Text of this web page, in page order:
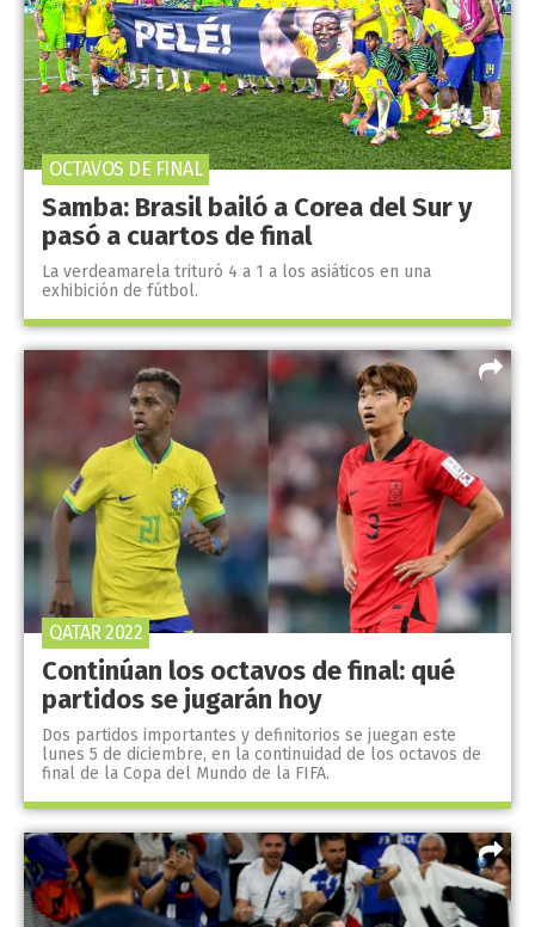
Samba: Brasil bailó a Corea del Sur y
pasó a cuartos de final
La verdeamarela trituró 4 a 1 a los asiáticos en una
exhibición de fútbol.
OCTAVOS DE FINAL
Continúan los octavos de final: qué
partidos se jugarán hoy
Dos partidos importantes y definitorios se juegan este
lunes 5 de diciembre, en la continuidad de los octavos de
final de la Copa del Mundo de la FIFA.
QATAR 2022